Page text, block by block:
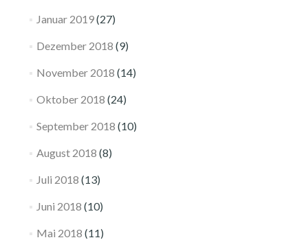
Januar 2019(27)
Dezember 2018 (9)
November 2018 (14)
Oktober 2018 (24)
September 2018 (10)
August 2018 (8)
Juli 2018 (13)
Juni 2018 (10)
Mai 2018 (11)